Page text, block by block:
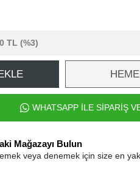
TL (%3)
WHATSAPP İLE SİPARİŞ
Mağazayı Bulun
veya denemek için size en